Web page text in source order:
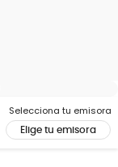
Selecciona tu emisora
Elige tu emisora